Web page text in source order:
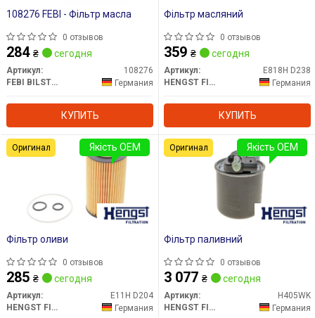
108276 FEBI - Фільтр масла
0 отзывов
284 ₴ сегодня
Артикул:
108276
FEBI BILSTEIN
Германия
КУПИТЬ
Фільтр масляний
0 отзывов
359 ₴ сегодня
Артикул:
E818H D238
HENGST FILTER
Германия
КУПИТЬ
Фільтр оливи
0 отзывов
285 ₴ сегодня
Артикул:
E11H D204
HENGST FILTER
Германия
Якість OEM
Оригинал
Фільтр паливний
0 отзывов
3 077 ₴ сегодня
Артикул:
H405WK
HENGST FILTER
Германия
Якість OEM
Оригинал